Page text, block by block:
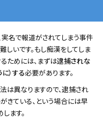
名で報道がされてしまう事件
しいです。もし痴漢をしてしま
ためには、まずは逮捕されな
）する必要があります。
は異なりますので、逮捕され
きている、という場合には早
ます。